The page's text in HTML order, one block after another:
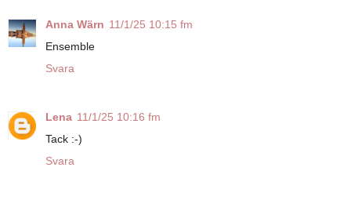
Anna Wärn 11/1/25 10:15 fm
Ensemble
Svara
Lena 11/1/25 10:16 fm
Tack :-)
Svara